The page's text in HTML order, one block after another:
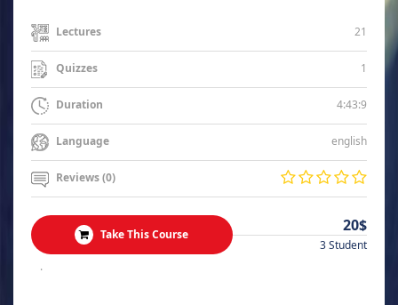
Lectures 21
Quizzes 1
Duration 4:43:9
Language english
Reviews (0)
Take This Course 20$
3 Student
.